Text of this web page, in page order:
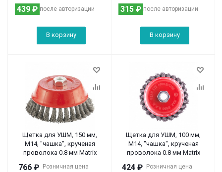
после авторизации
439 ₽
В корзину
после авторизации
315 ₽
В корзину
Щетка для УШМ, 150 мм,
М14, "чашка", крученая
проволока 0.8 мм Matrix
Розничная цена
766 ₽
Щетка для УШМ, 100 мм,
М14, "чашка", крученая
проволока 0.8 мм Matrix
Розничная цена
424 ₽